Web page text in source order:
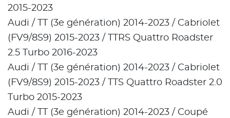
2015-2023
Audi / TT (3e génération) 2014-2023 / Cabriolet
(FV9/8S9) 2015-2023 / TTRS Quattro Roadster
2.5 Turbo 2016-2023
Audi / TT (3e génération) 2014-2023 / Cabriolet
(FV9/8S9) 2015-2023 / TTS Quattro Roadster 2.0
Turbo 2015-2023
Audi / TT (3e génération) 2014-2023 / Coupé